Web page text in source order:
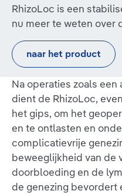
RhizoLoc is een
nu meer te weten over
naar het product
Na operaties zoals
dient de RhizoLoc,
het gips, om het
en te ontlasten en
complicatievrije
beweeglijkheid van de
doorbloeding en de
de genezing bevordert